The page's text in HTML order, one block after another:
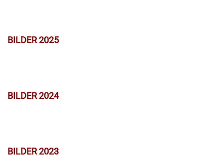
BILDER 2025
BILDER 2024
BILDER 2023